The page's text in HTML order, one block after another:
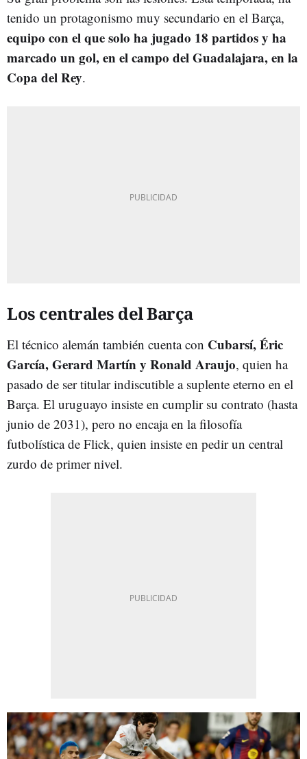
tenido un protagonismo muy secundario en el Barça,
equipo con el que solo ha jugado 18 partidos y ha
marcado un gol, en el campo del Guadalajara, en la
Copa del Rey.
Los centrales del Barça
El técnico alemán también cuenta con Cubarsí, Éric
García, Gerard Martín y Ronald Araujo, quien ha
pasado de ser titular indiscutible a suplente eterno en el
Barça. El uruguayo insiste en cumplir su contrato (hasta
junio de 2031), pero no encaja en la filosofía
futbolística de Flick, quien insiste en pedir un central
zurdo de primer nivel.